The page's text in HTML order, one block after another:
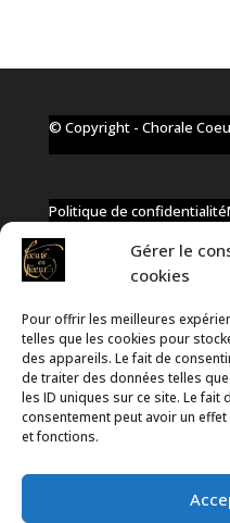
Gérer le
cookies
Pour offrir les meilleures
telles que les cookies pour
des appareils. Le fait de
de traiter des données telles
les ID uniques sur ce site. Le
consentement peut avoir un
et fonctions.
© Copyright - Chorale
Politique de confidentialité
✆ +32 477 91 58 46
✉ infos@coeurs-en-
Toute proposition de